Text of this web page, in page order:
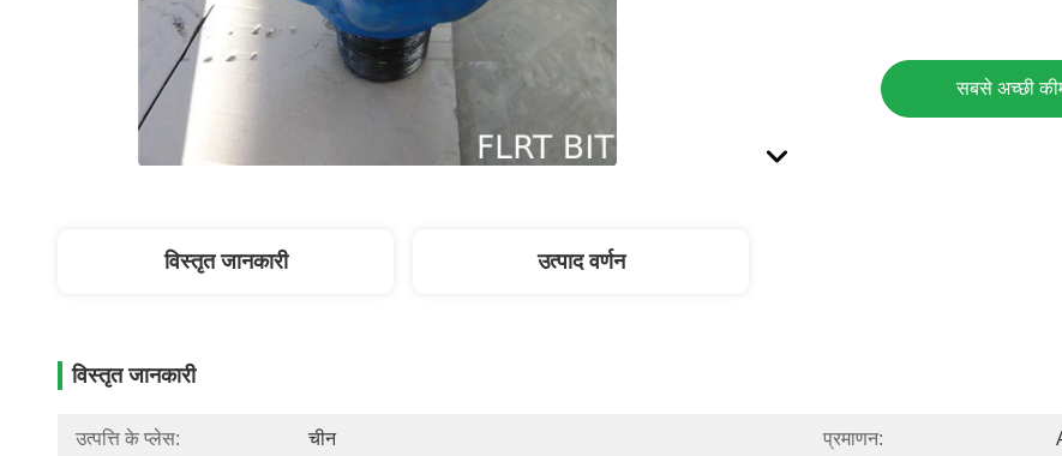
सबसे अच्छी
विस्तृत जानकारी उत्पाद वर्णन
विस्तृत जानकारी
उत्पत्ति के प्लेस: चीन प्रमाणन: